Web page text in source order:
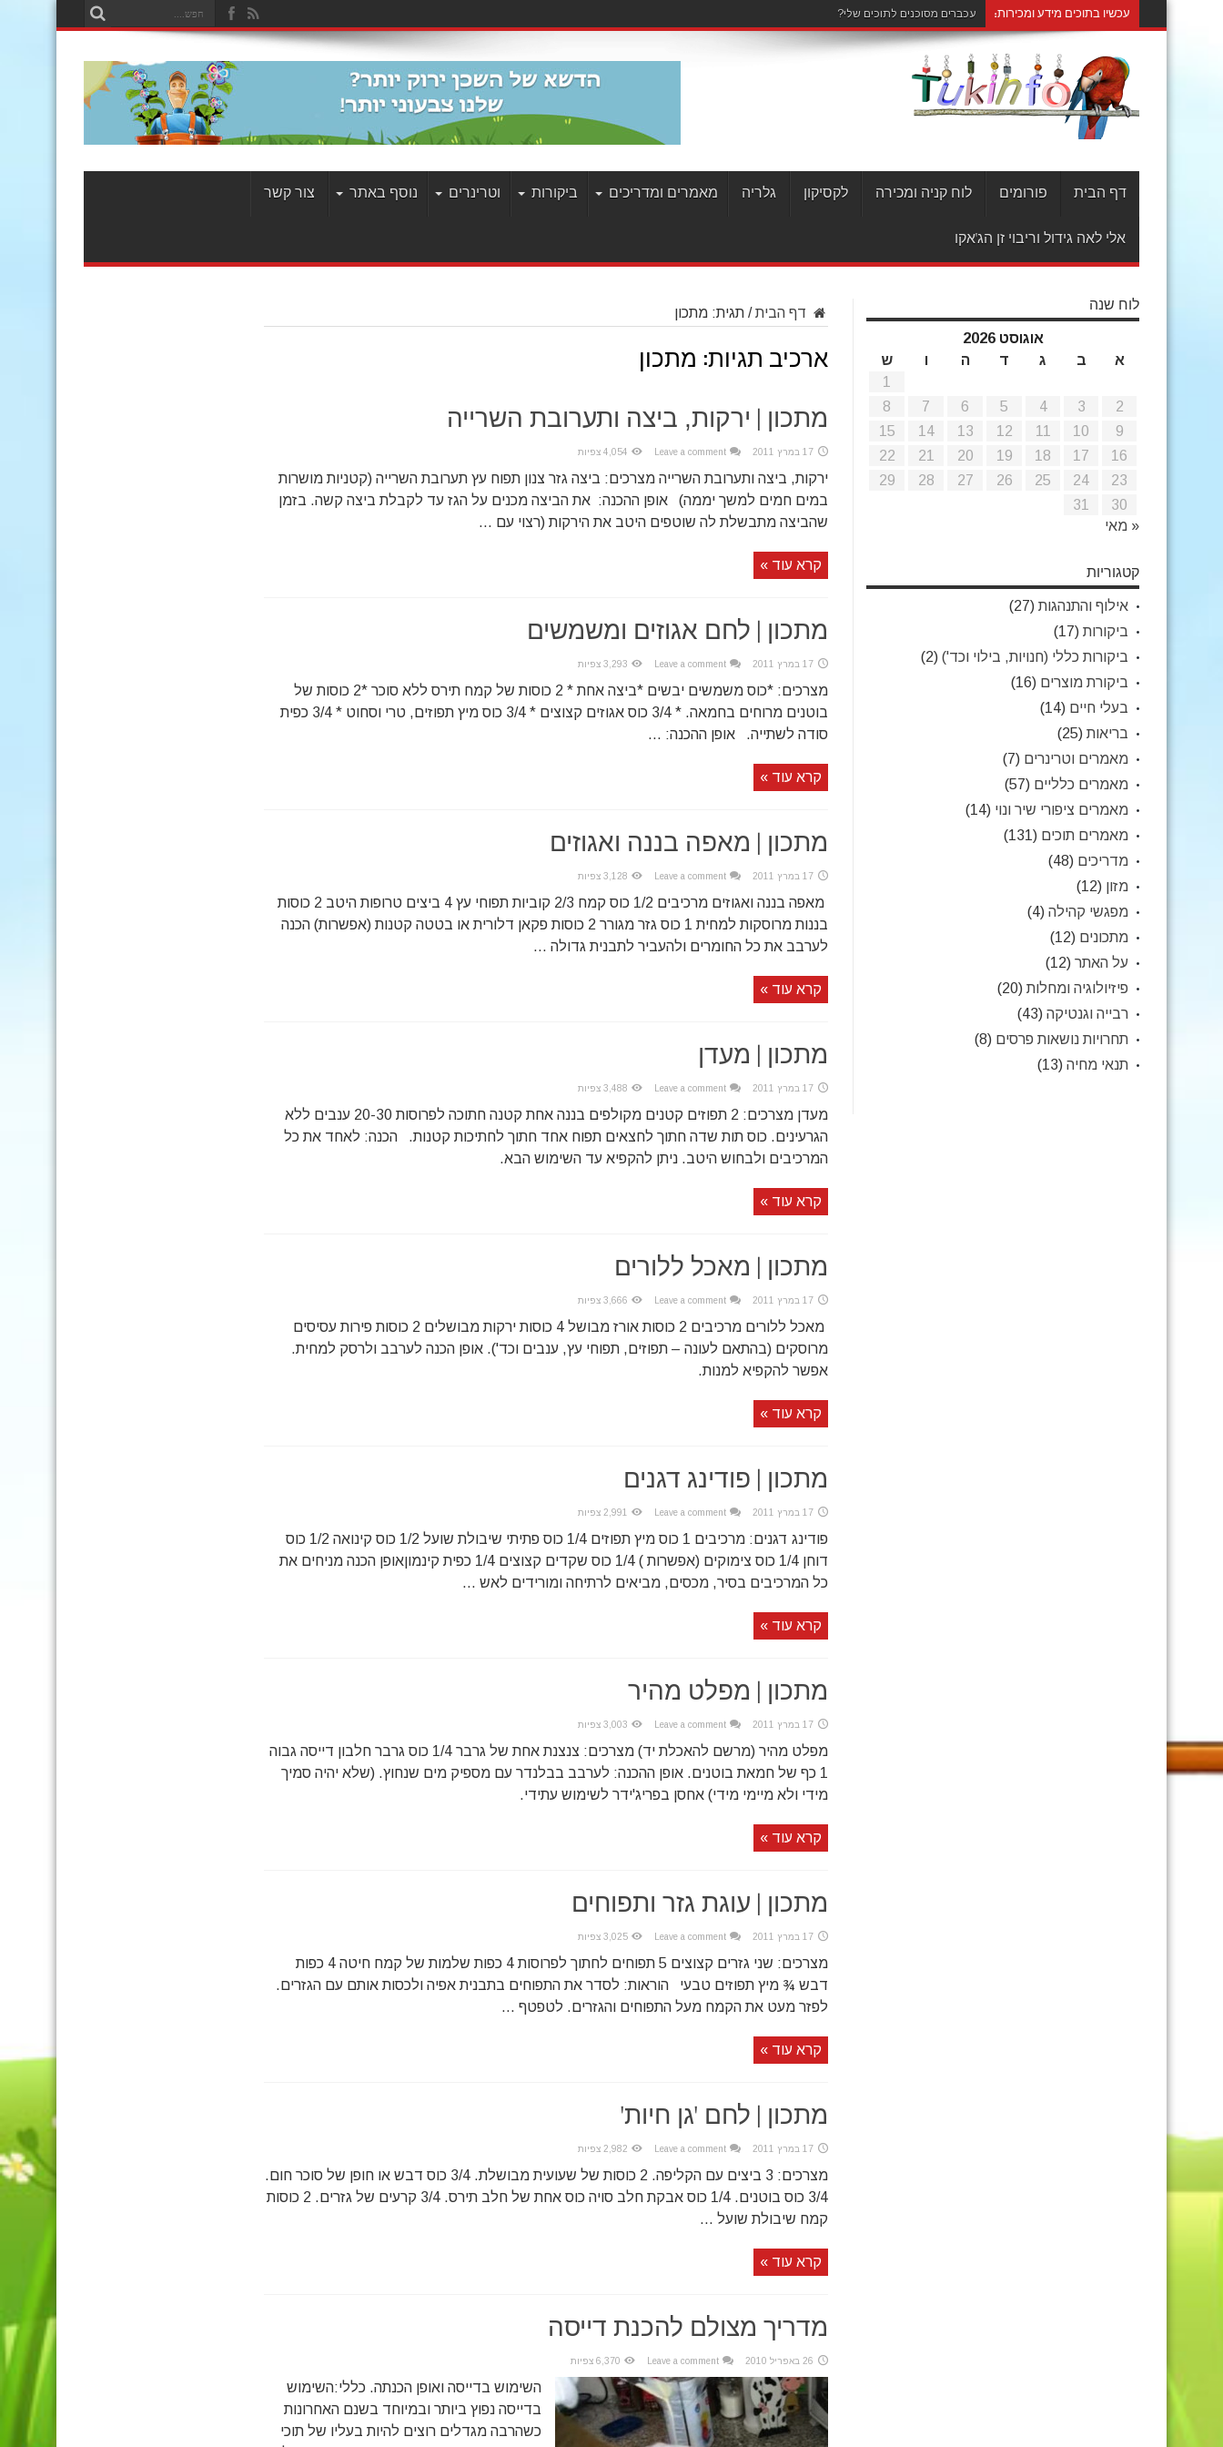
עכשיו בתוכים מידע ומכירות: עכברים מסוכנים לתוכים שלי?
דף הבית פורומים לוח קניה ומכירה לקסיקון גלריה מאמרים ומדריכים ביקורות וטרינרים נוסף באתר צור קשר
אלי לאה גידול וריבוי זן הג'אקו
דף הבית / תגית: מתכון
ארכיב תגיות: מתכון
מתכון | ירקות, ביצה ותערובת השרייה
17 במרץ 2011 Leave a comment 4,054 צפיות
ירקות, ביצה ותערובת השרייה מצרכים: ביצה גזר צנון תפוח עץ תערובת השרייה (קטניות מושרות
במים חמים למשך יממה) אופן ההכנה: את הביצה מכנים על הגז עד לקבלת ביצה קשה. בזמן
שהביצה מתבשלת לה שוטפים היטב את הירקות (רצוי עם ...
קרא עוד »
מתכון | לחם אגוזים ומשמשים
17 במרץ 2011 Leave a comment 3,293 צפיות
מצרכים: *כוס משמשים יבשים *ביצה אחת * 2 כוסות של קמח תירס ללא סוכר *2 כוסות של
בוטנים מרוחים בחמאה. * 3/4 כוס אגוזים קצוצים * 3/4 כוס מיץ תפוזים, טרי וסחוט * 3/4 כפית
סודה לשתייה. אופן ההכנה: ...
קרא עוד »
מתכון | מאפה בננה ואגוזים
17 במרץ 2011 Leave a comment 3,128 צפיות
מאפה בננה ואגוזים מרכיבים 1/2 כוס קמח 2/3 קוביות תפוחי עץ 4 ביצים טרופות היטב 2 כוסות
בננות מרוסקות למחית 1 כוס גזר מגורר 2 כוסות פקאן דלורית או בטטה קטנות (אפשרות) הכנה
לערבב את כל החומרים ולהעביר לתבנית גדולה ...
קרא עוד »
מתכון | מעדן
17 במרץ 2011 Leave a comment 3,488 צפיות
מעדן מצרכים: 2 תפוזים קטנים מקולפים בננה אחת קטנה חתוכה לפרוסות 20-30 ענבים ללא
הגרעינים. כוס תות שדה חתוך לחצאים תפוח אחד חתוך לחתיכות קטנות. הכנה: לאחד את כל
המרכיבים ולבחוש היטב. ניתן להקפיא עד השימוש הבא.
קרא עוד »
מתכון | מאכל ללורים
17 במרץ 2011 Leave a comment 3,666 צפיות
מאכל ללורים מרכיבים 2 כוסות אורז מבושל 4 כוסות ירקות מבושלים 2 כוסות פירות עסיסים
מרוסקים (בהתאם לעונה – תפוזים, תפוחי עץ, ענבים וכד'). אופן הכנה לערבב ולרסק למחית.
אפשר להקפיא למנות.
קרא עוד »
מתכון | פודינג דגנים
17 במרץ 2011 Leave a comment 2,991 צפיות
פודינג דגנים: מרכיבים 1 כוס מיץ תפוזים 1/4 כוס פתיתי שיבולת שועל 1/2 כוס קינואה 1/2 כוס
דוחן 1/4 כוס צימוקים (אפשרות ) 1/4 כוס שקדים קצוצים 1/4 כפית קינמוןאופן הכנה מניחים את
כל המרכיבים בסיר, מכסים, מביאים לרתיחה ומורידים לאש ...
קרא עוד »
מתכון | מפלט מהיר
17 במרץ 2011 Leave a comment 3,003 צפיות
מפלט מהיר (מרשם להאכלת יד) מצרכים: צנצנת אחת של גרבר 1/4 כוס גרבר חלבון דייסה גבוה
1 כף של חמאת בוטנים. אופן ההכנה: לערבב בבלנדר עם מספיק מים שנחוץ. (שלא יהיה סמיך
מידי ולא מיימי מידי) אחסן בפריג'ידר לשימוש עתידי.
קרא עוד »
מתכון | עוגת גזר ותפוחים
17 במרץ 2011 Leave a comment 3,025 צפיות
מצרכים: שני גזרים קצוצים 5 תפוחים לחתוך לפרוסות 4 כפות שלמות של קמח חיטה 4 כפות
דבש ¾ מיץ תפוזים טבעי הוראות: לסדר את התפוחים בתבנית אפיה ולכסות אותם עם הגזרים.
לפזר מעט את הקמח מעל התפוחים והגזרים. לטפטף ...
קרא עוד »
מתכון | לחם 'גן חיות'
17 במרץ 2011 Leave a comment 2,982 צפיות
מצרכים: 3 ביצים עם הקליפה. 2 כוסות של שעועית מבושלת. 3/4 כוס דבש או חופן של סוכר חום.
3/4 כוס בוטנים. 1/4 כוס אבקת חלב סויה כוס אחת של חלב תירס. 3/4 קרעים של גזרים. 2 כוסות
קמח שיבולת שועל ...
קרא עוד »
מדריך מצולם להכנת דייסה
26 באפריל 2010 Leave a comment 6,370 צפיות
השימוש בדייסה ואופן הכנתה. כללי:השימוש
בדייסה נפוץ ביותר ובמיוחד בשנם האחרונות
כשהרבה מגדלים רוצים להיות בעליו של תוכי
לוח שנה
אוגוסט 2026
א
ב ג ד ה ו
ש
1
2
3
4
5
6
7
8
9
10
11
12
13
14
15
16
17
18
19
20
21
22
23
24
25
26
27
28
29
30
31
« מאי
קטגוריות
אילוף והתנהגות (27)
ביקורות (17)
ביקורות כללי (חנויות, בילוי וכד') (2)
ביקורת מוצרים (16)
בעלי חיים (14)
בריאות (25)
מאמרים וטרינרים (7)
מאמרים כלליים (57)
מאמרים ציפורי שיר ונוי (14)
מאמרים תוכים (131)
מדריכים (48)
מזון (12)
מפגשי קהילה (4)
מתכונים (12)
על האתר (12)
פיזיולוגיה ומחלות (20)
רבייה וגנטיקה (43)
תחרויות נושאות פרסים (8)
תנאי מחיה (13)